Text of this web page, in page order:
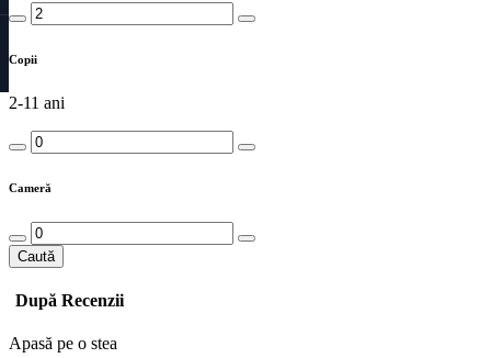
Copii
2-11 ani
Cameră
Caută
După Recenzii
Apasă pe o stea